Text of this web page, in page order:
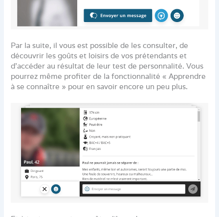
Par la suite, il vous est possible de les consulter, de
découvrir les goûts et loisirs de vos prétendants et
d’accéder au résultat de leur test de personnalité. Vous
pourrez même profiter de la fonctionnalité « Apprendre
à se connaître » pour en savoir encore un peu plus.